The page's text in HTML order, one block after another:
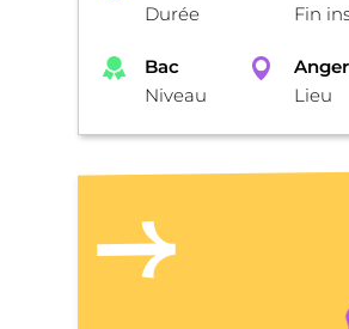
Durée
Fin
Bac
Niveau
Lieu